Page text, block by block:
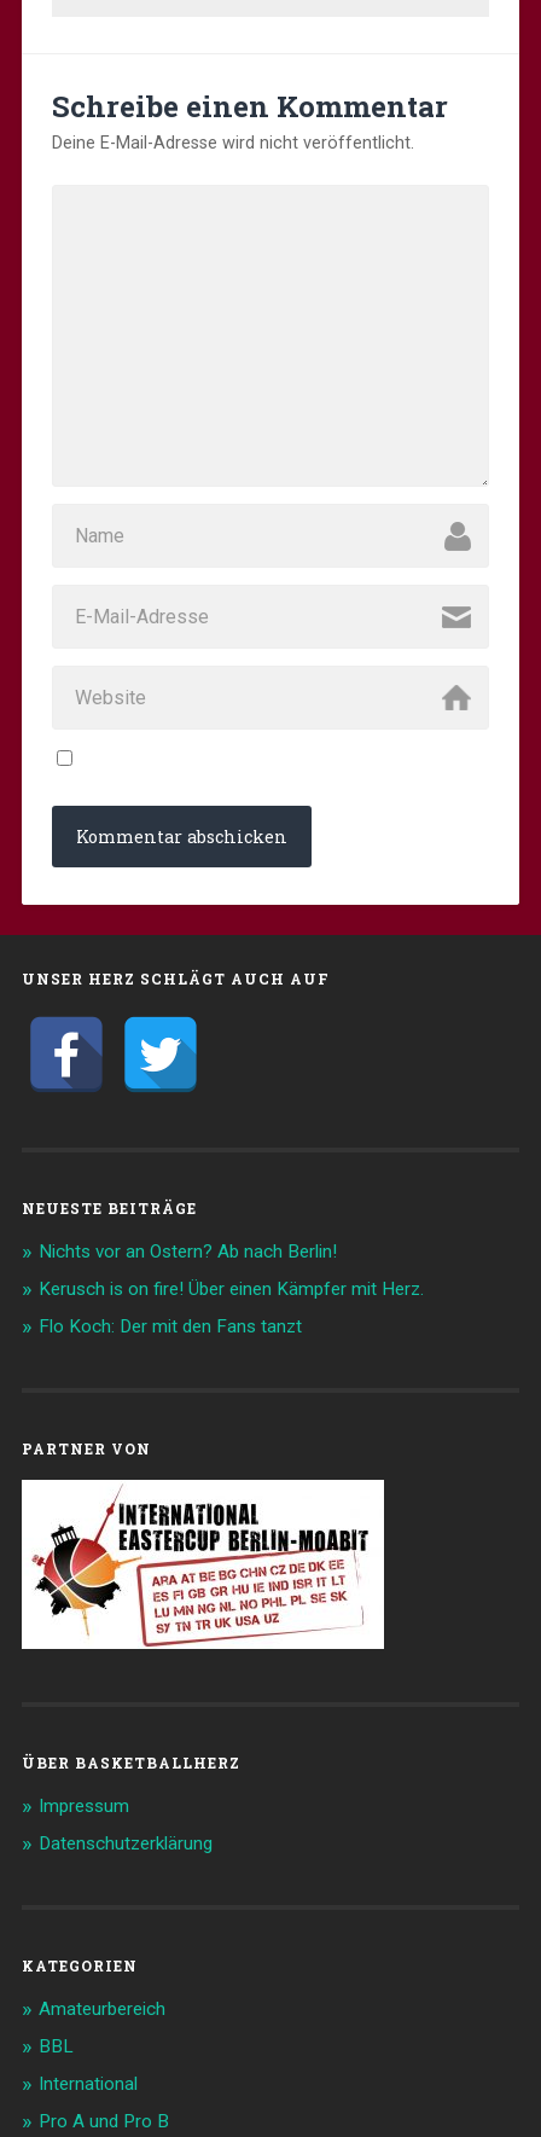
Schreibe einen Kommentar
Deine E-Mail-Adresse wird nicht veröffentlicht.
UNSER HERZ SCHLÄGT AUCH AUF
NEUESTE BEITRÄGE
Nichts vor an Ostern? Ab nach Berlin!
Kerusch is on fire! Über einen Kämpfer mit Herz.
Flo Koch: Der mit den Fans tanzt
PARTNER VON
ÜBER BASKETBALLHERZ
Impressum
Datenschutzerklärung
KATEGORIEN
Amateurbereich
BBL
International
Pro A und Pro B